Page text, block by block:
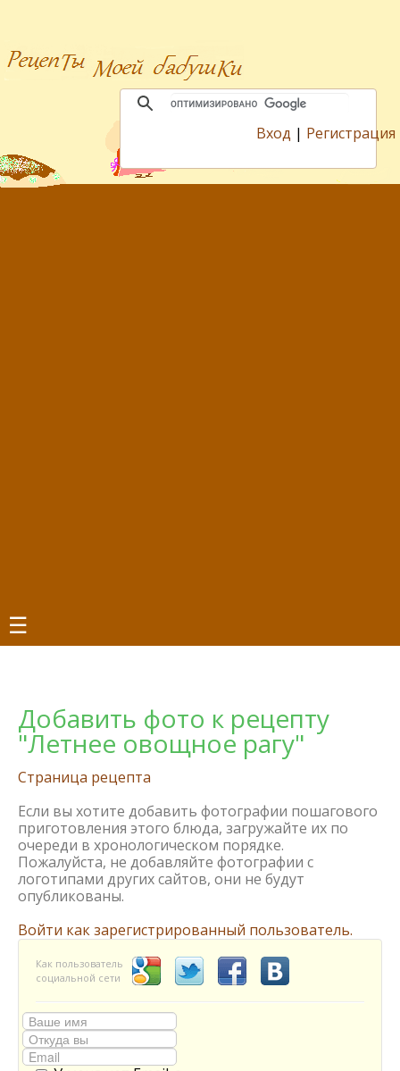
Вход | Регистрация
☰
Добавить фото к рецепту
"Летнее овощное рагу"
Страница рецепта
Если вы хотите добавить фотографии пошагового
приготовления этого блюда, загружайте их по
очереди в хронологическом порядке.
Пожалуйста, не добавляйте фотографии с
логотипами других сайтов, они не будут
опубликованы.
Войти как зарегистрированный пользователь.
Как пользователь
социальной сети